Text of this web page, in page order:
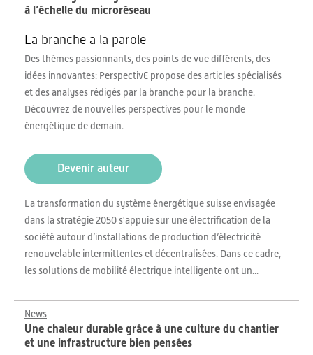
à l’échelle du microréseau
La branche a la parole
Des thèmes passionnants, des points de vue différents, des
idées innovantes: PerspectivE propose des articles spécialisés
et des analyses rédigés par la branche pour la branche.
Découvrez de nouvelles perspectives pour le monde
énergétique de demain.
Devenir auteur
La transformation du système énergétique suisse envisagée
dans la stratégie 2050 s'appuie sur une électrification de la
société autour d’installations de production d’électricité
renouvelable intermittentes et décentralisées. Dans ce cadre,
les solutions de mobilité électrique intelligente ont un...
News
Une chaleur durable grâce à une culture du chantier
et une infrastructure bien pensées